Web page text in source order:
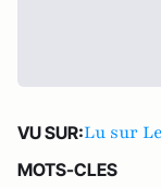
VU SUR:Lu sur
MOTS-CLES